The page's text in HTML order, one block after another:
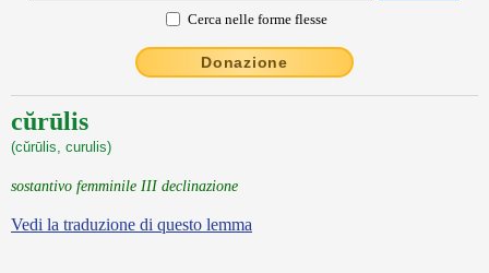
Cerca nelle forme flesse
Donazione
cŭrūlis
(cŭrūlis, curulis)
sostantivo femminile III declinazione
Vedi la traduzione di questo lemma